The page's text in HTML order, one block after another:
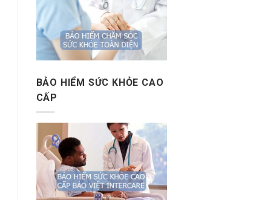
BẢO HIỂM SỨC KHỎE CAO
CẤP